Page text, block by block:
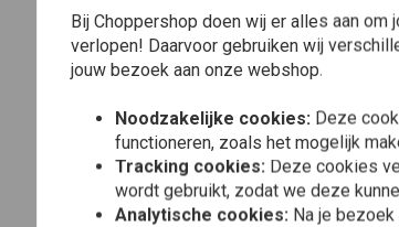
Bij Choppershop doen wij er alles aan
verlopen! Daarvoor gebruiken wij
jouw bezoek aan onze webshop.
Noodzakelijke cookies: Deze
functioneren, zoals het mogelijk
Tracking cookies: Deze cookies
wordt gebruikt, zodat we deze
Analytische cookies: Na je